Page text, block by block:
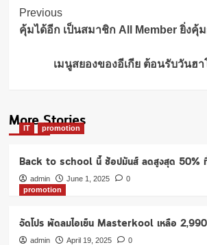
Post
Navigation
Previous
คุ้มได้อีก เป็นสมาชิก All Member ยิ่งคุ้
เมนูสยองของอีเกีย ต้อนรับวันฮ
More Stories
IT promotion
Back to school นี้ ช้อปมันส์ ลดสูงสุด 50%
admin June 1, 2025
0
promotion
จัดโปร พัดลมไอเย็น Masterkool เหลือ
admin April 19, 2025
0